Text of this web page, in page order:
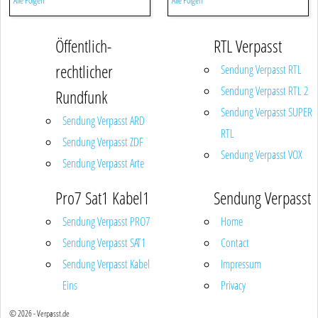
Öffentlich-
rechtlicher
Rundfunk
Sendung Verpasst ARD
Sendung Verpasst ZDF
Sendung Verpasst Arte
RTL Verpasst
Sendung Verpasst RTL
Sendung Verpasst RTL 2
Sendung Verpasst SUPER
RTL
Sendung Verpasst VOX
Pro7 Sat1 Kabel1
Sendung Verpasst PRO7
Sendung Verpasst SAT1
Sendung Verpasst Kabel
Eins
Sendung Verpasst
Home
Contact
Impressum
Privacy
© 2026 - Verpasst.de